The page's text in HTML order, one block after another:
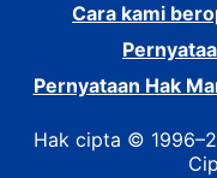
Cara kami
Pernyataan Hak
Hak cipta ©